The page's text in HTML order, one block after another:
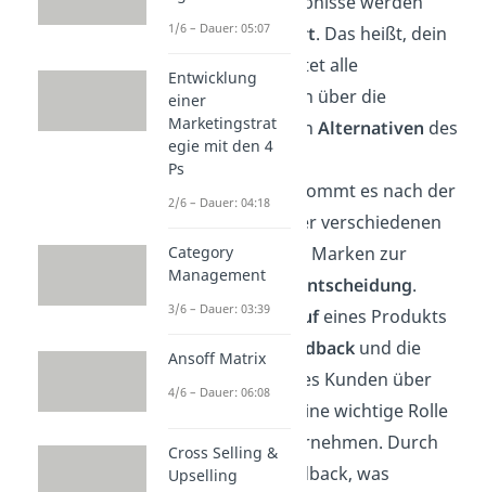
dannevaluiert. Das heißt, dein
Kunde bewertet alle
Informationen über die
verschiedenen Alternativen des
Produkts.
In der Regel kommt es nach der
Bewertung der verschiedenen
Produkte und Marken zur
endgültigen
Entscheidung.
Nach dem
Kaufeines Produkts
spielt das
Feedbackund die
des Kunden über
den Einkauf eine wichtige Rolle
für dein Unternehmen. Durch
positives Feedback, was
1/6 – Dauer: 05:07
Entwicklung
einer
Marketingstrat
egie mit den 4
Ps
2/6 – Dauer: 04:18
Category
Management
3/6 – Dauer: 03:39
Ansoff Matrix
4/6 – Dauer: 06:08
Cross Selling &
Upselling